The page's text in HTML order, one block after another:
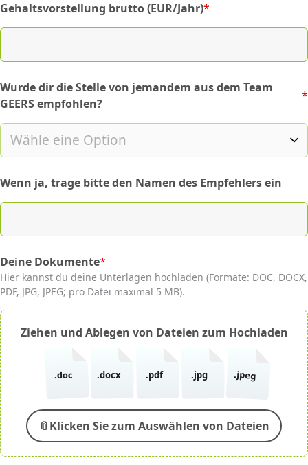
Gehaltsvorstellung brutto (EUR/Jahr)*
(required)
Wurde dir die Stelle von jemandem aus dem Team
GEERS empfohlen?
*
(required)
Wenn ja, trage bitte den Namen des Empfehlers ein
Deine Dokumente*
(required)
Hier kannst du deine Unterlagen hochladen (Formate: DOC, DOCX,
PDF, JPG, JPEG; pro Datei maximal 5 MB).
Ziehen und Ablegen von Dateien zum Hochladen
.doc .docx .pdf .jpg .jpeg
📎Klicken Sie zum Auswählen von Dateien